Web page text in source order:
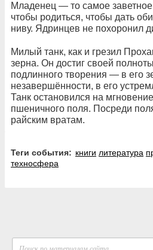
Младенец — то самое
чтобы родиться, чтобы дать
ниву. Ядринцев не похоронил
Милый танк, как и грезил
зерна. Он достиг своей
подлинного творения — в его
незавершённости, в его
Танк остановился на
пшеничного поля. Посреди
райским вратам.
Теги события: книги литература
техносфера